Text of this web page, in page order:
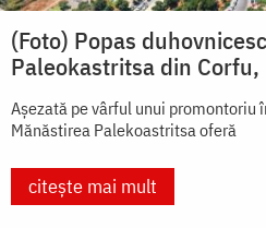
(Foto) Popas
Paleokastritsa din Corfu,
Așezată pe vârful unui promontoriu
Mănăstirea Palekoastritsa oferă
citește mai mult